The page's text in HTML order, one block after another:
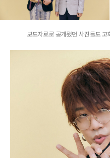
보도자료로 공개됐던 사진들도